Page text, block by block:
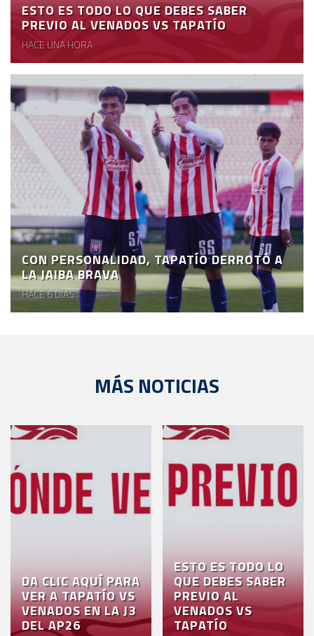
ESTO ES TODO LO QUE DEBES SABER
PREVIO AL VENADOS VS TAPATÍO
HACE UNA HORA
CON PERSONALIDAD, TAPATÍO DERROTÓ A
LA JAIBA BRAVA
HACE 6 DÍAS
MÁS NOTICIAS
DA CLIC AQUÍ PARA
VER A TAPATÍO VS
VENADOS EN LA J3
DEL AP26
ESTO ES TODO LO
QUE DEBES SABER
PREVIO AL
VENADOS VS
TAPATÍO